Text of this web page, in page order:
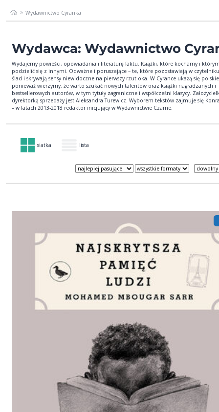
Wydawnictwo Cyranka
Wydawca: Wydawnictwo
Wydajemy powieści, opowiadania i literaturę faktu. Książki, które kochamy i
podzielić się z innymi. Odważne i poruszające – te, które pozostawiają w czytelniku
ślad i skrywają sensy niewidoczne na pierwszy rzut oka. W Cyrance ukażą się
ponieważ wierzymy, że warto szukać nowych talentów oraz książki nagradzanych i
bestsellerowych autorów, w tym tytuły zagraniczne i współcześni klasycy.
dyrektorką sprzedaży jest Aleksandra Turewicz. Wyborem tekstów zajmuje się
– w latach 2013-2018 redaktor inicjujący w Wydawnictwie Czarne.
siatka lista